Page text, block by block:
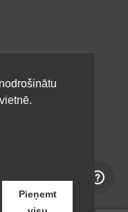
Pieņemt